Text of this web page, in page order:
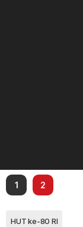
1 2
HUT ke-80 RI